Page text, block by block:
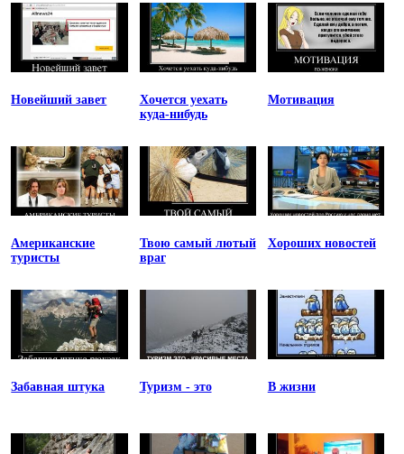
Новейший завет
Хочется уехать
куда-нибудь
Мотивация
Американские
туристы
Твою самый лютый
враг
Хороших новостей
Забавная штука Туризм - это В жизни